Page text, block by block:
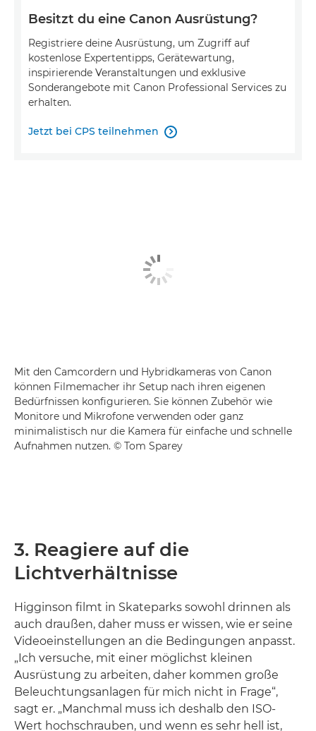
Besitzt du eine Canon Ausrüstung?
Registriere deine Ausrüstung, um Zugriff auf
kostenlose Expertentipps, Gerätewartung,
inspirierende Veranstaltungen und exklusive
Sonderangebote mit Canon Professional Services zu
erhalten.
Jetzt bei CPS teilnehmen 
Mit den Camcordern und Hybridkameras von Canon
können Filmemacher ihr Setup nach ihren eigenen
Bedürfnissen konfigurieren. Sie können Zubehör wie
Monitore und Mikrofone verwenden oder ganz
minimalistisch nur die Kamera für einfache und schnelle
Aufnahmen nutzen. © Tom Sparey
3. Reagiere auf die
Lichtverhältnisse
Higginson filmt in Skateparks sowohl drinnen als
auch draußen, daher muss er wissen, wie er seine
Videoeinstellungen an die Bedingungen anpasst.
„Ich versuche, mit einer möglichst kleinen
Ausrüstung zu arbeiten, daher kommen große
Beleuchtungsanlagen für mich nicht in Frage“,
sagt er. „Manchmal muss ich deshalb den ISO-
Wert hochschrauben, und wenn es sehr hell ist,